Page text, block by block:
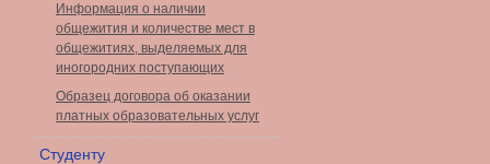
Информация о наличии
общежития и количестве мест в
общежитиях, выделяемых для
иногородних поступающих
Образец договора об оказании
платных образовательных услуг
Студенту